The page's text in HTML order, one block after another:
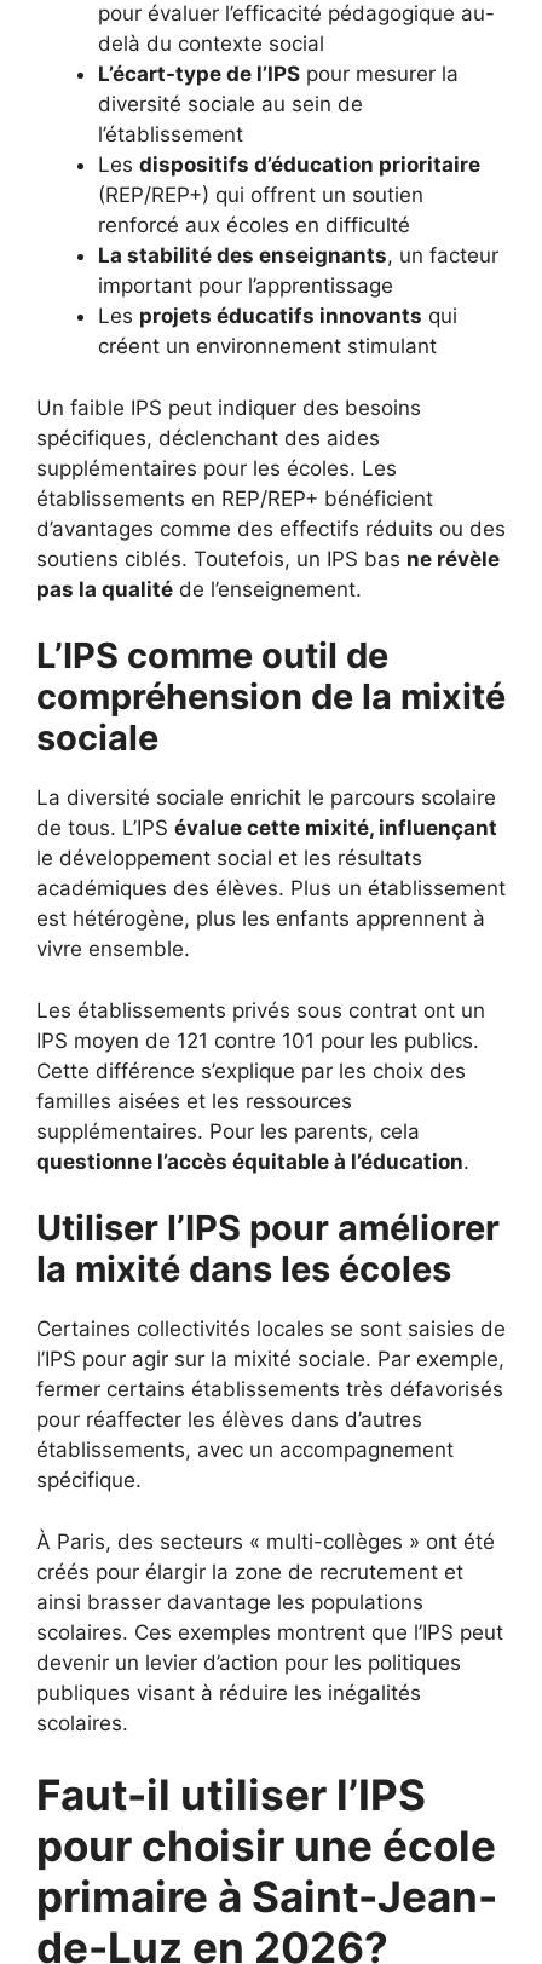
pour évaluer l’efficacité pédagogique au-
delà du contexte social
L’écart-type de l’IPS pour mesurer la
diversité sociale au sein de
l’établissement
Les dispositifs d’éducation prioritaire
(REP/REP+) qui offrent un soutien
renforcé aux écoles en difficulté
La stabilité des enseignants, un facteur
important pour l’apprentissage
Les projets éducatifs innovants qui
créent un environnement stimulant
Un faible IPS peut indiquer des besoins
spécifiques, déclenchant des aides
supplémentaires pour les écoles. Les
établissements en REP/REP+ bénéficient
d’avantages comme des effectifs réduits ou des
soutiens ciblés. Toutefois, un IPS bas ne révèle
pas la qualité de l’enseignement.
L’IPS comme outil de
compréhension de la mixité
sociale
La diversité sociale enrichit le parcours scolaire
de tous. L’IPS évalue cette mixité, influençant
le développement social et les résultats
académiques des élèves. Plus un établissement
est hétérogène, plus les enfants apprennent à
vivre ensemble.
Les établissements privés sous contrat ont un
IPS moyen de 121 contre 101 pour les publics.
Cette différence s’explique par les choix des
familles aisées et les ressources
supplémentaires. Pour les parents, cela
questionne l’accès équitable à l’éducation.
Utiliser l’IPS pour améliorer
la mixité dans les écoles
Certaines collectivités locales se sont saisies de
l’IPS pour agir sur la mixité sociale. Par exemple,
fermer certains établissements très défavorisés
pour réaffecter les élèves dans d’autres
établissements, avec un accompagnement
spécifique.
À Paris, des secteurs « multi-collèges » ont été
créés pour élargir la zone de recrutement et
ainsi brasser davantage les populations
scolaires. Ces exemples montrent que l’IPS peut
devenir un levier d’action pour les politiques
publiques visant à réduire les inégalités
scolaires.
Faut-il utiliser l’IPS
pour choisir une école
primaire à Saint-Jean-
de-Luz en 2026?